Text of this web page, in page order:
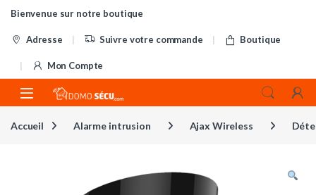
Skip to navigation
Skip to content
Bienvenue sur notre boutique
Adresse Suivre votre commande Boutique
Mon Compte
Accueil Alarme intrusion Ajax Wireless